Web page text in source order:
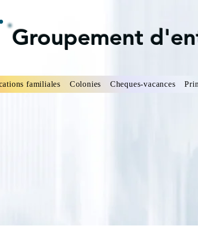
Groupement
familiales Colonies Cheques-vacances